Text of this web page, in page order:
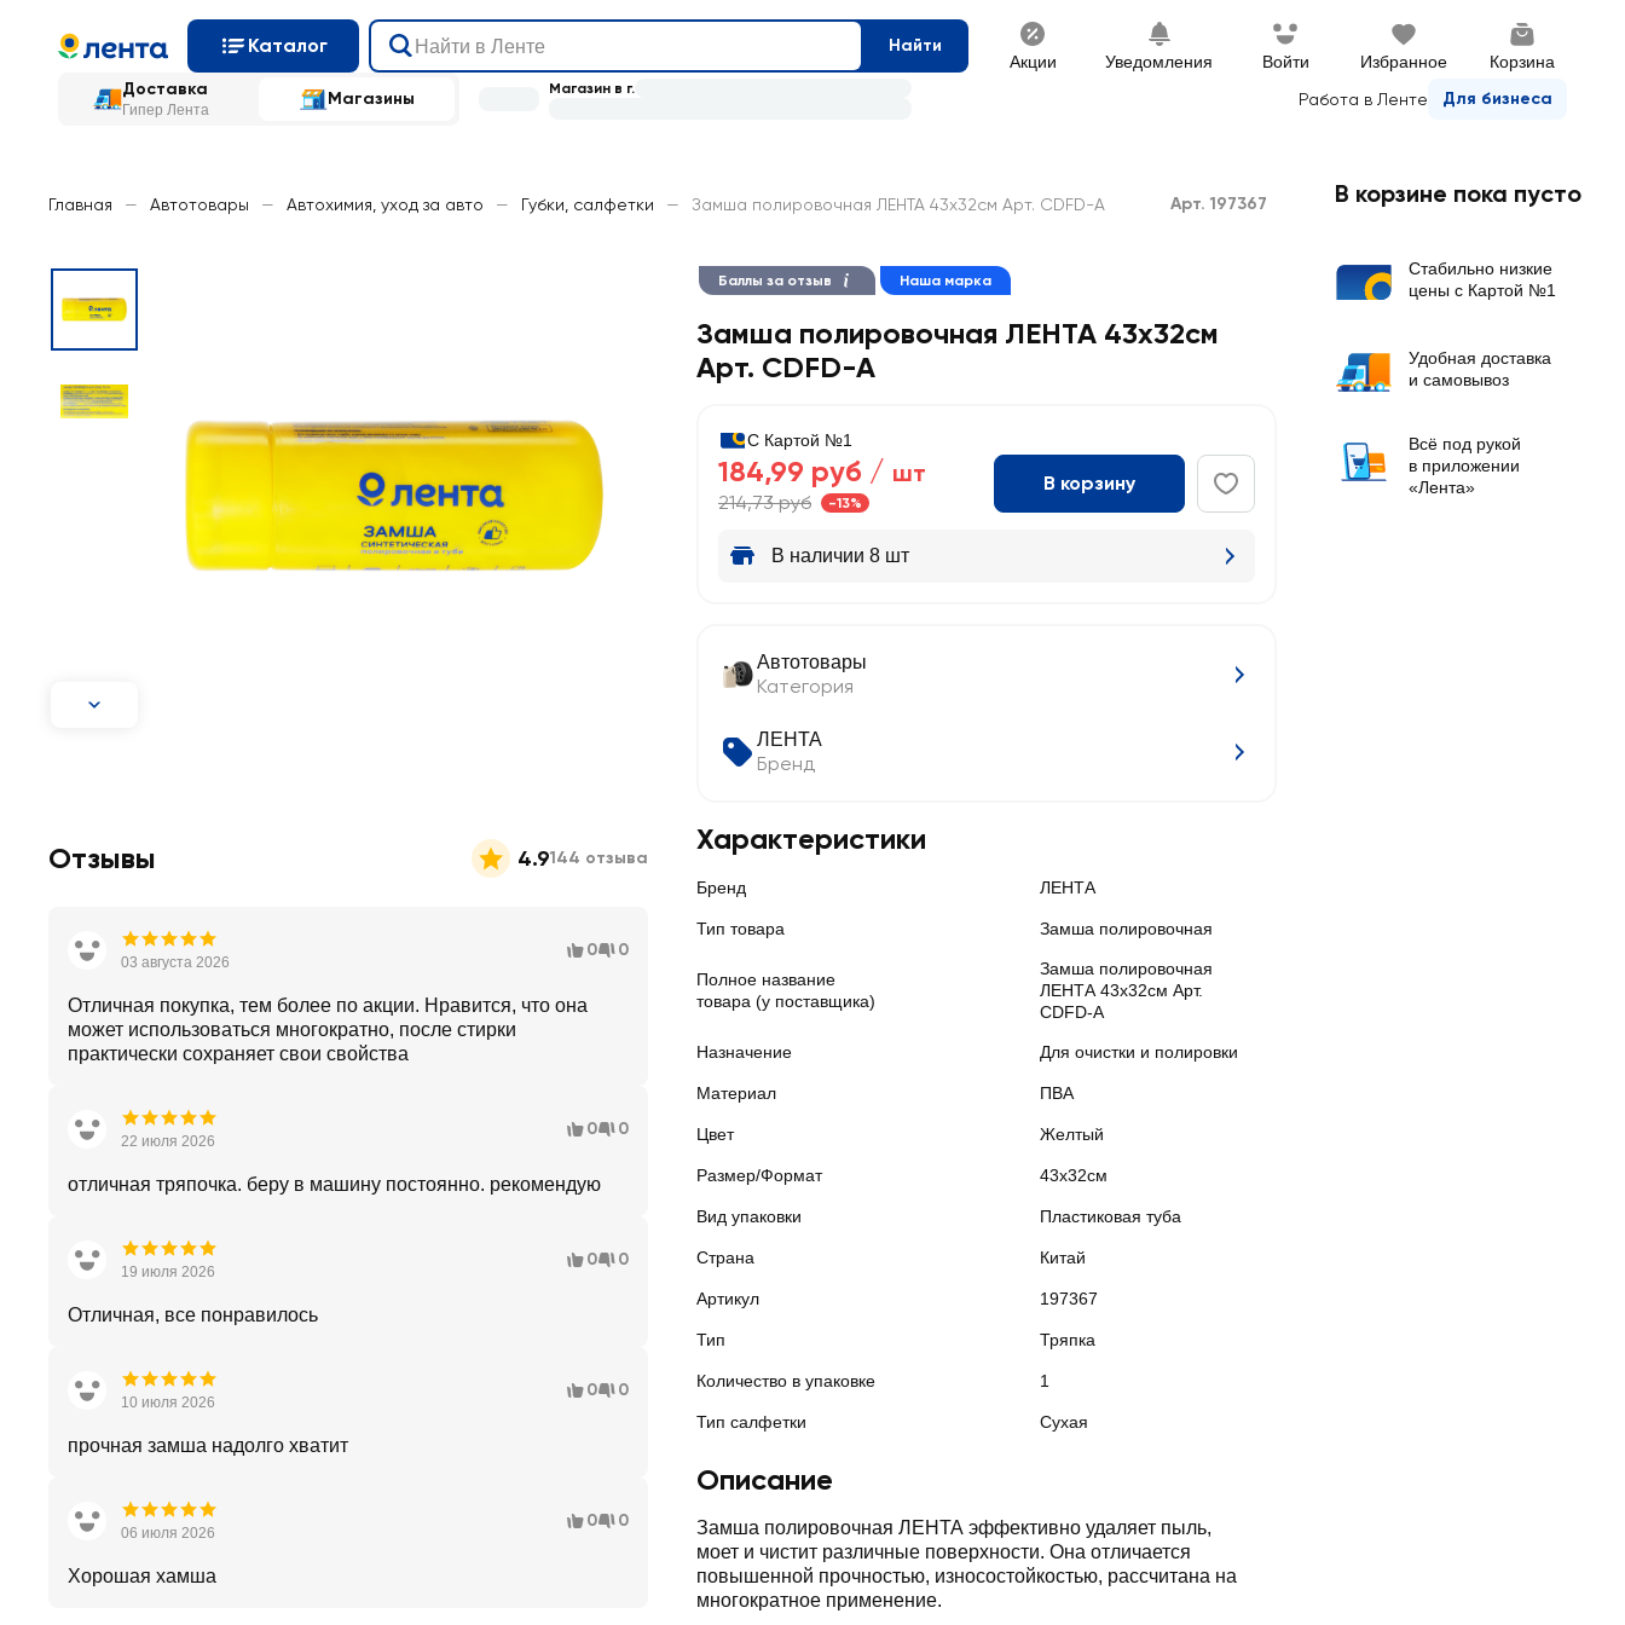
Каталог Найти
Акции Уведомления Войти Избранное Корзина
Доставка
Гипер Лента
Магазины Работа в Ленте Для бизнеса
Магазин в г.
Главная — Автотовары — Автохимия, уход за авто — Губки, салфетки — Замша полировочная ЛЕНТА 43х32см Арт. CDFD-A Арт. 197367
Баллы за отзыв Наша марка
Замша полировочная ЛЕНТА 43х32см
Арт. CDFD-A
С Картой №1
184,99 руб / шт
214,73 руб -13%
В корзину
В наличии 8 шт
Автотовары
Категория
ЛЕНТА
Бренд
Характеристики
Бренд ЛЕНТА
Тип товара Замша полировочная
Полное название
товара (у поставщика)
Замша полировочная
ЛЕНТА 43х32см Арт.
CDFD-A
Назначение Для очистки и полировки
Материал ПВА
Цвет Желтый
Размер/Формат 43х32см
Вид упаковки Пластиковая туба
Страна Китай
Артикул 197367
Тип Тряпка
Количество в упаковке 1
Тип салфетки Сухая
Описание
Замша полировочная ЛЕНТА эффективно удаляет пыль,
моет и чистит различные поверхности. Она отличается
повышенной прочностью, износостойкостью, рассчитана на
многократное применение.
Отзывы 4.9144 отзыва
03 августа 2026
0 0
Отличная покупка, тем более по акции. Нравится, что она
может использоваться многократно, после стирки
практически сохраняет свои свойства
22 июля 2026
0 0
отличная тряпочка. беру в машину постоянно. рекомендую
19 июля 2026
0 0
Отличная, все понравилось
10 июля 2026
0 0
прочная замша надолго хватит
06 июля 2026
0 0
Хорошая хамша
В корзине пока пусто
Стабильно низкие
цены с Картой №1
Удобная доставка
и самовывоз
Всё под рукой
в приложении
«Лента»